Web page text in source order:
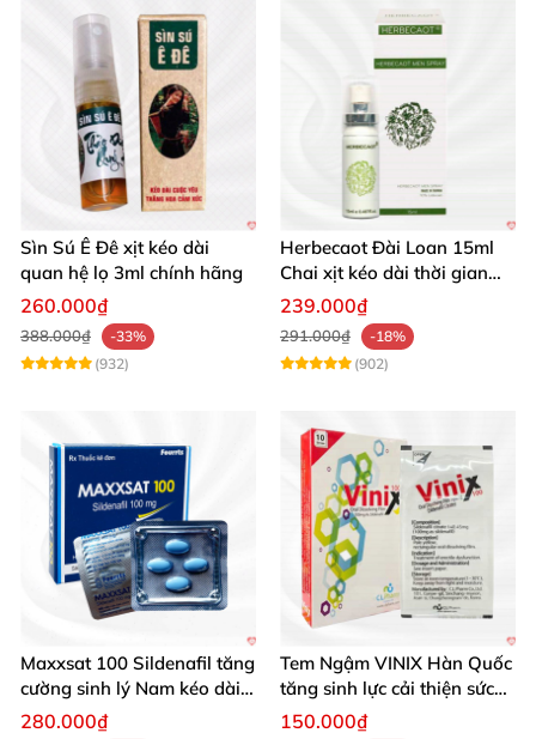
Sìn Sú Ê Đê xịt kéo dài
quan hệ lọ 3ml chính hãng
260.000₫
388.000₫
-33%
(932)
Herbecaot Đài Loan 15ml
Chai xịt kéo dài thời gian
hiệu quả
239.000₫
291.000₫
-18%
(902)
Maxxsat 100 Sildenafil tăng
cường sinh lý Nam kéo dài
hiệu quả
280.000₫
Tem Ngậm VINIX Hàn Quốc
tăng sinh lực cải thiện sức
khỏe phái mạnh
150.000₫